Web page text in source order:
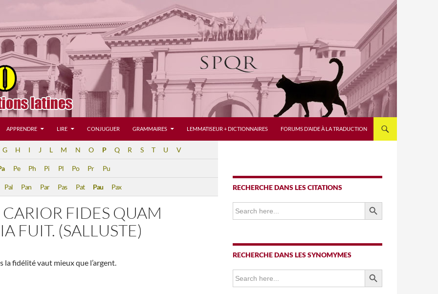
APPRENDRE LIRE CONJUGUER GRAMMAIRES LEMMATISEUR + DICTIONNAIRES FORUMS D’AIDE À LA TRADUCTION
G H I J L M N O P Q R S T U V
Pe Ph Pi Pl Po Pr Pu
Pal Pan Par Pas Pat Pau Pax
CARIOR FIDES QUAM
FUIT. (SALLUSTE)
la fidélité vaut mieux que l’argent.
RECHERCHE DANS LES CITATIONS
Search
for:
SEARCH BUTTON
RECHERCHE DANS LES SYNOMYMES
Search
for:
SEARCH BUTTON